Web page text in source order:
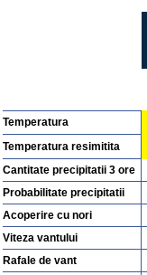
Temperatura
Temperatura resimitita
Cantitate precipitatii 3 ore
Probabilitate precipitatii
Acoperire cu nori
Viteza vantului
Rafale de vant